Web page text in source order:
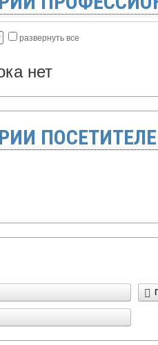
развернуть все
нет